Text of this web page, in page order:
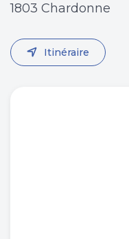
1803 Chardonne
Itinéraire